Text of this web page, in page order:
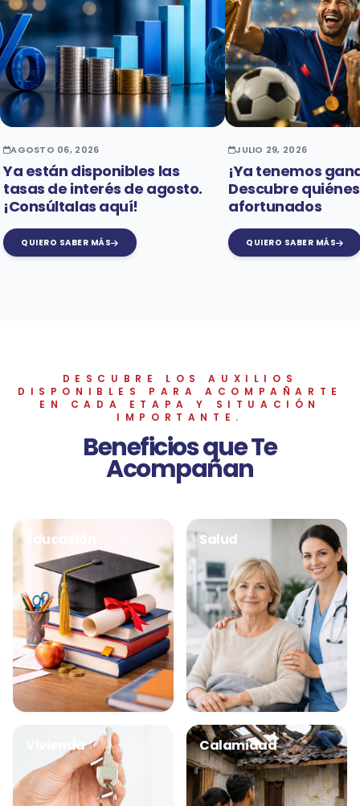
AGOSTO 06, 2026
Ya están disponibles las
tasas de interés de agosto.
¡Consúltalas aquí!
QUIERO SABER MÁS
JULIO 29, 2026
¡Ya tenemos
Descubre
afortunados
QUIERO SABER MÁS
DESCUBRE LOS AUXILIOS
DISPONIBLES PARA ACOMPAÑARTE
EN CADA ETAPA Y SITUACIÓN
IMPORTANTE.
Beneficios que Te
Acompañan
Educación Salud
Vivienda Calamidad